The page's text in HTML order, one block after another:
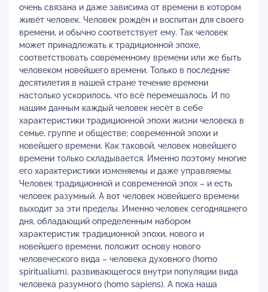
очень связана и даже зависима от времени в котором
живёт человек. Человек рождён и воспитан для своего
времени, и обычно соответствует ему. Так человек
может принадлежать к традиционной эпохе,
соответствовать современному времени или же быть
человеком новейшего времени. Только в последние
десятилетия в нашей стране течение времени
настолько ускорилось, что всё перемешалось. И по
нашим данным каждый человек несёт в себе
характеристики традиционной эпохи жизни человека в
семье, группе и обществе; современной эпохи и
новейшего времени. Как таковой, человек новейшего
времени только складывается. Именно поэтому многие
его характеристики изменяемы и даже управляемы.
Человек традиционной и современной эпох – и есть
человек разумный. А вот человек новейшего времени
выходит за эти пределы. Именно человек сегодняшнего
дня, обладающий определенным набором
характеристик традиционной эпохи, нового и
новейшего времени, положит основу нового
человеческого вида – человека духовного (homо
spiritualium), развивающегося внутри популяции вида
человека разумного (homo sapiens). А пока наша